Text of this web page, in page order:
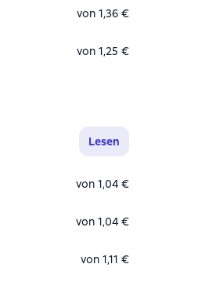
von 1,36 €
von 1,25 €
Lesen
von 1,04 €
von 1,04 €
von 1,11 €